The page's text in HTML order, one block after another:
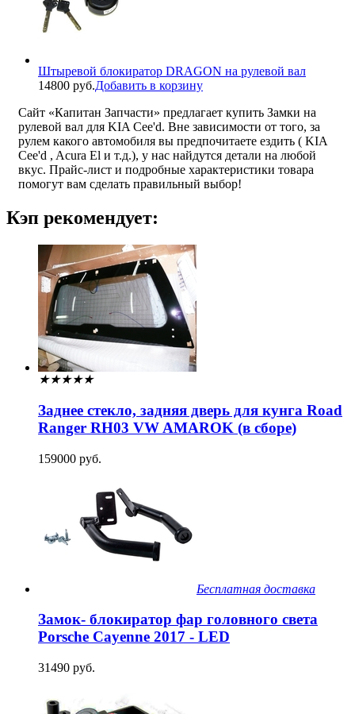
Штыревой блокиратор DRAGON на рулевой вал
14800 руб.Добавить в корзину
Сайт «Капитан Запчасти» предлагает купить Замки на
рулевой вал для KIA Cee'd. Вне зависимости от того, за
рулем какого автомобиля вы предпочитаете ездить ( KIA
Cee'd , Acura El и т.д.), у нас найдутся детали на любой
вкус. Прайс-лист и подробные характеристики товара
помогут вам сделать правильный выбор!
Кэп рекомендует:
★★★★★
Заднее стекло, задняя дверь для кунга Road
Ranger RH03 VW AMAROK (в сборе)
159000 руб.
Бесплатная доставка
Замок- блокиратор фар головного света
Porsche Cayenne 2017 - LED
31490 руб.